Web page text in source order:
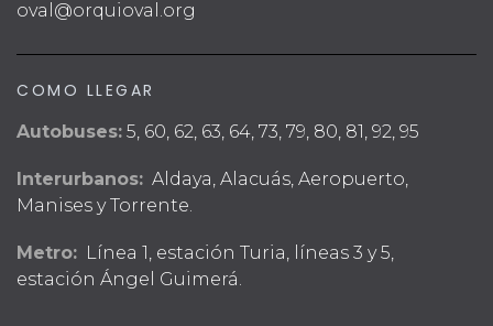
oval@orquioval.org
COMO LLEGAR
Autobuses: 5, 60, 62, 63, 64, 73, 79, 80, 81, 92, 95
Interurbanos: Aldaya, Alacuás, Aeropuerto,
Manises y Torrente.
Metro: Línea 1, estación Turia, líneas 3 y 5,
estación Ángel Guimerá.